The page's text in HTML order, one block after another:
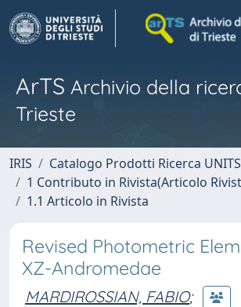
ArTS Archivio della
Trieste
IRIS
Catalogo Prodotti Ricerca UNITS
1 Contributo in Rivista(Articolo
1.1 Articolo in Rivista
Revised Photometric
XZ-Andromedae
MARDIROSSIAN, FABIO;